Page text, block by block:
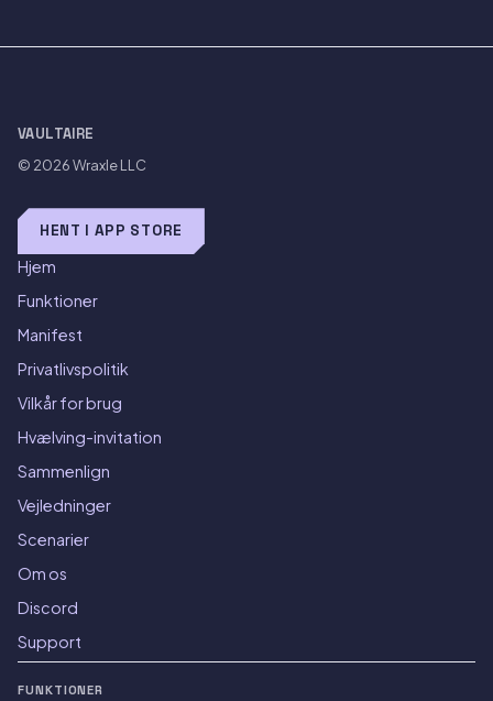
VAULTAIRE
© 2026Wraxle LLC
HENT I APP STORE
Hjem
Funktioner
Manifest
Privatlivspolitik
Vilkår for brug
Hvælving-invitation
Sammenlign
Vejledninger
Scenarier
Om os
Discord
Support
FUNKTIONER